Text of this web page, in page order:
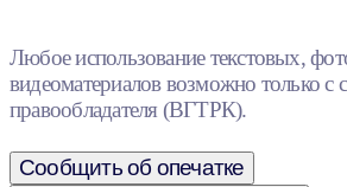
Любое использование текстовых,
видеоматериалов возможно только с
правообладателя (ВГТРК).
Сообщить об опечатке